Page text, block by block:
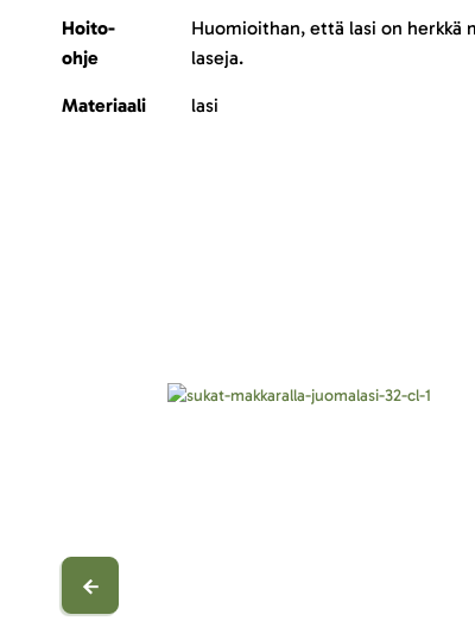
Hoito-
ohje
Huomioithan, että lasi on herkkä
laseja.
Materiaali lasi